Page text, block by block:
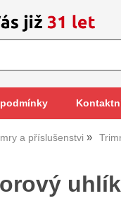
a příslušenstvi